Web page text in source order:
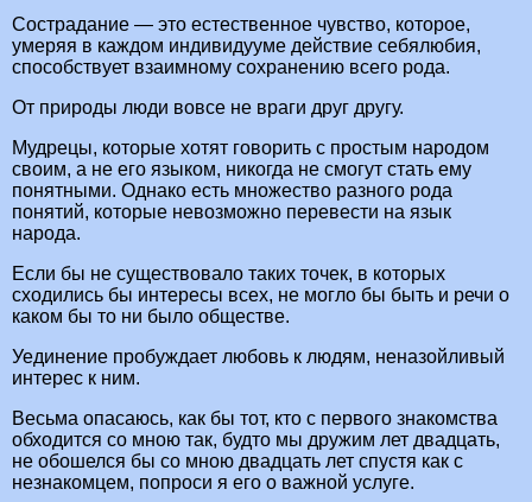
Сострадание — это естественное чувство, которое,
умеряя в каждом индивидууме действие себялюбия,
способствует взаимному сохранению всего рода.
От природы люди вовсе не враги друг другу.
Мудрецы, которые хотят говорить с простым народом
своим, а не его языком, никогда не смогут стать ему
понятными. Однако есть множество разного рода
понятий, которые невозможно перевести на язык
народа.
Если бы не существовало таких точек, в которых
сходились бы интересы всех, не могло бы быть и речи о
каком бы то ни было обществе.
Уединение пробуждает любовь к людям, неназойливый
интерес к ним.
Весьма опасаюсь, как бы тот, кто с первого знакомства
обходится со мною так, будто мы дружим лет двадцать,
не обошелся бы со мною двадцать лет спустя как с
незнакомцем, попроси я его о важной услуге.